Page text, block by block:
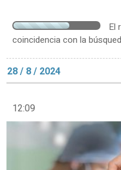
El
coincidencia con la
28 / 8 / 2024
12:09